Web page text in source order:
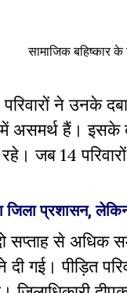
सामाजिक बहिष्कार
ने उनके
असमर्थ हैं। इसके
जब 14
प्रशासन, लेकिन
सप्ताह से अधिक
गई। पीड़ित